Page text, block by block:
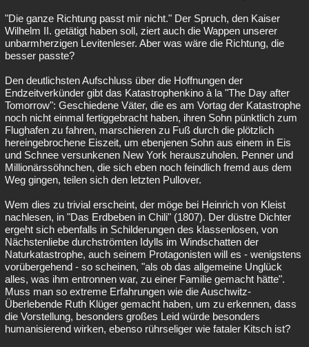
"Die ganze Richtung passt mir nicht." Der Spruch, den Kaiser
Wilhelm II. getätigt haben soll, ziert auch die Wappen unserer
unbarmherzigen Levitenleser. Aber was wäre die Richtung, die
besser passte?
Den deutlichsten Aufschluss über die Hoffnungen der
Endzeitverkünder gibt das Katastrophenkino à la "The Day after
Tomorrow": Geschiedene Väter, die es am Vortag der Katastrophe
noch nicht einmal fertiggebracht haben, ihren Sohn pünktlich zum
Flughafen zu fahren, marschieren zu Fuß durch die plötzlich
hereingebrochene Eiszeit, um ebenjenen Sohn aus einem in Eis
und Schnee versunkenen New York herauszuholen. Penner und
Millionärssöhnchen, die sich eben noch feindlich fremd aus dem
Weg gingen, teilen sich den letzten Pullover.
Wem dies zu trivial erscheint, der möge bei Heinrich von Kleist
nachlesen, in "Das Erdbeben in Chili" (1807). Der düstre Dichter
ergeht sich ebenfalls in Schilderungen des klassenlosen, von
Nächstenliebe durchströmten Idylls im Windschatten der
Naturkatastrophe, auch seinem Protagonisten will es - wenigstens
vorübergehend - so scheinen, "als ob das allgemeine Unglück
alles, was ihm entronnen war, zu einer Familie gemacht hätte".
Muss man so extreme Erfahrungen wie die Auschwitz-
Überlebende Ruth Klüger gemacht haben, um zu erkennen, dass
die Vorstellung, besonders großes Leid würde besonders
humanisierend wirken, ebenso rührseliger wie fataler Kitsch ist?